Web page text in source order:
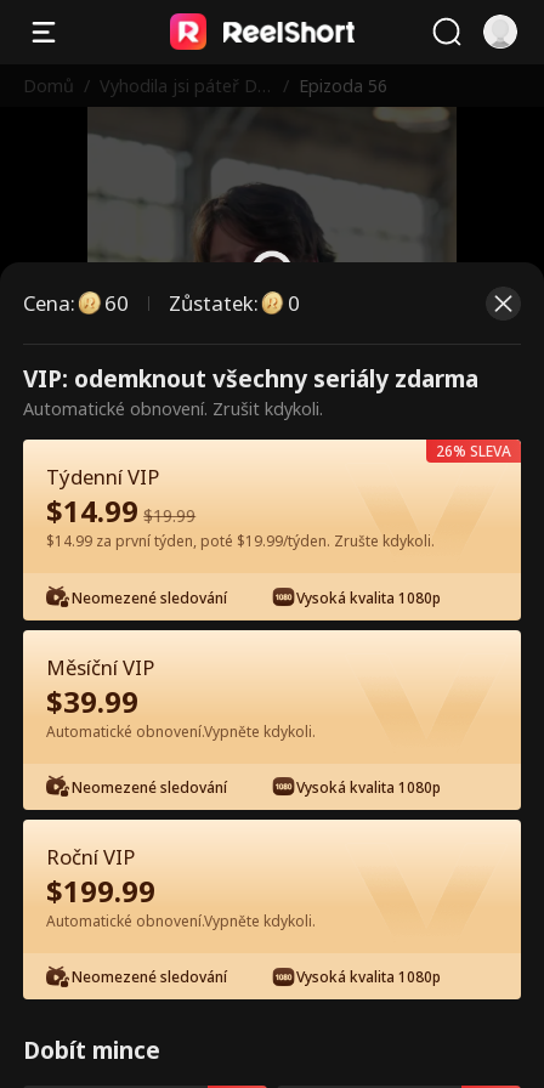
Domů / Vyhodila jsi páteř De
/ Epizoda 56
Toto jsou placené epizody.
Odemkněte pro sledování.
60
Sledujte zdarma v aplikaci
Epizoda 56 - Vyhodila jsi páteř
Detroitu Celý film
0-49 50-94
56 57 58 59 60
Cena: 60 Zůstatek: 0
VIP: odemknout všechny seriály zdarma
Automatické obnovení. Zrušit kdykoli.
Týdenní VIP
$14.99 $19.99
$14.99 za první týden, poté $19.99/týden. Zrušte kdykoli.
Neomezené sledování Vysoká kvalita 1080p
26% SLEVA
Měsíční VIP
$39.99
Automatické obnovení.Vypněte kdykoli.
Neomezené sledování Vysoká kvalita 1080p
Roční VIP
$199.99
Automatické obnovení.Vypněte kdykoli.
Neomezené sledování Vysoká kvalita 1080p
Dobít mince